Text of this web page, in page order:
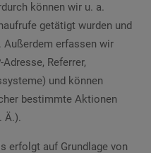
können wir u. a.
getätigt wurden und
Außerdem erfassen wir
Referrer,
und können
bestimmte Aktionen
Ä.).
erfolgt auf Grundlage von